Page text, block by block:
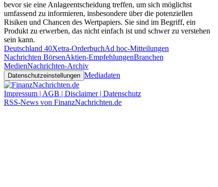
bevor sie eine Anlageentscheidung treffen, um sich möglichst
umfassend zu informieren, insbesondere über die potenziellen
Risiken und Chancen des Wertpapiers. Sie sind im Begriff, ein
Produkt zu erwerben, das nicht einfach ist und schwer zu verstehen
sein kann.
Deutschland 40Xetra-OrderbuchAd hoc-Mitteilungen
Nachrichten BörsenAktien-EmpfehlungenBranchen
MedienNachrichten-Archiv
Datenschutzeinstellungen Mediadaten
Impressum | AGB | Disclaimer | Datenschutz
RSS-News von FinanzNachrichten.de